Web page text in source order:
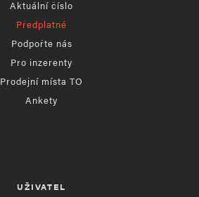
Aktuální číslo
Předplatné
Podpořte nás
Pro inzerenty
Prodejní místa TO
Ankety
UŽIVATEL